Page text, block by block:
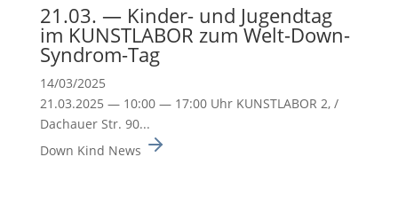
21.03. — Kinder- und Jugendtag
im KUNSTLABOR zum Welt-Down-
Syndrom-Tag
14/03/2025
21.03.2025 — 10:00 — 17:00 Uhr KUNSTLABOR 2, /
Dachauer Str. 90...
Down Kind News